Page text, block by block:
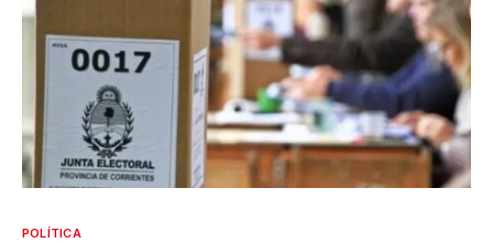
POLÍTICA